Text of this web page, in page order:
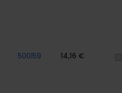
500159 14,16 €